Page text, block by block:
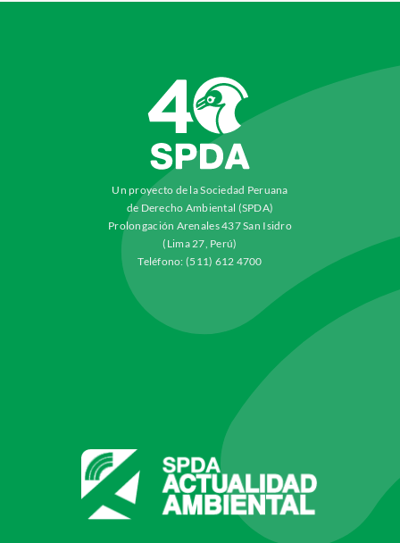
Un proyecto de la Sociedad Peruana
de Derecho Ambiental (SPDA)
Prolongación Arenales 437 San Isidro
(Lima 27, Perú)
Teléfono: (511) 612 4700